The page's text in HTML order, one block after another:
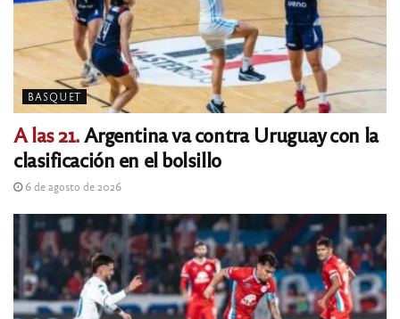
BASQUET
A las 21.Argentina va contra Uruguay con la
clasificación en el bolsillo
6 de agosto de 2026